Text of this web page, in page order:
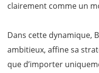
clairement comme un
Dans cette dynamique,
ambitieux, affine sa
que d’importer